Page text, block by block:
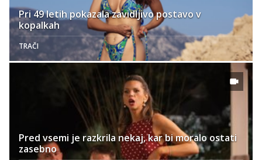
Pri 49 letih pokazala zavidljivo postavo v
kopalkah
TRAČI
Pred vsemi je razkrila nekaj, kar bi moralo ostati
zasebno